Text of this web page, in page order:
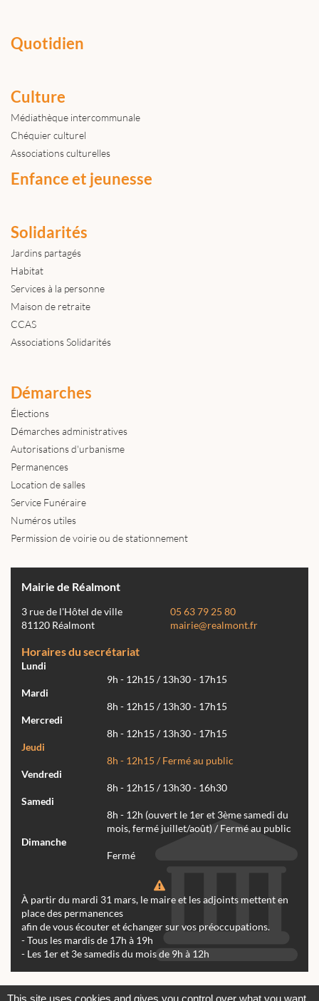
Quotidien
Culture
Médiathèque intercommunale
Chéquier culturel
Associations culturelles
Enfance et jeunesse
Solidarités
Jardins partagés
Habitat
Services à la personne
Maison de retraite
CCAS
Associations Solidarités
Démarches
Élections
Démarches administratives
Autorisations d'urbanisme
Permanences
Location de salles
Service Funéraire
Numéros utiles
Permission de voirie ou de stationnement
Mairie de Réalmont
3 rue de l'Hôtel de ville
81120 Réalmont
05 63 79 25 80
mairie@realmont.fr
Horaires du secrétariat
Lundi
9h - 12h15 / 13h30 - 17h15
Mardi
8h - 12h15 / 13h30 - 17h15
Mercredi
8h - 12h15 / 13h30 - 17h15
Jeudi
8h - 12h15 / Fermé au public
Vendredi
8h - 12h15 / 13h30 - 16h30
Samedi
8h - 12h (ouvert le 1er et 3ème samedi du
mois, fermé juillet/août) / Fermé au public
Dimanche
Fermé
À partir du mardi 31 mars, le maire et les adjoints mettent en
place des permanences
afin de vous écouter et échanger sur vos préoccupations.
- Tous les mardis de 17h à 19h
- Les 1er et 3e samedis du mois de 9h à 12h
This site uses cookies and gives you control over what you want